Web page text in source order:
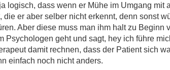
ja logisch, dass wenn er Mühe im Umgang
die er aber selber nicht erkennt, denn sonst
Aber diese muss man ihm halt zu Beginn
Psychologen geht und sagt, hey ich führe
damit rechnen, dass der Patient sich
einfach noch nicht anders.